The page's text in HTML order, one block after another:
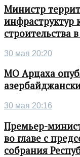
Министр
инфраструктур
30 мая 20:20
МО Арцаха
30 мая 20:16
Премьер-
во главе с
собрания